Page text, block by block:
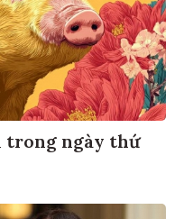
trong ngày thứ